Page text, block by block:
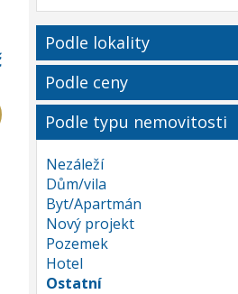
Podle lokality
Podle ceny
Podle typu nemovitosti
Nezáleží
Dům/vila
Byt/Apartmán
Nový projekt
Pozemek
Hotel
Ostatní